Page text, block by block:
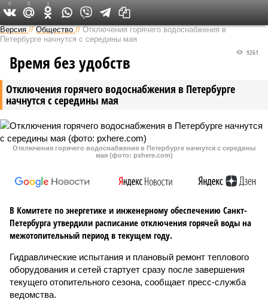
Версия на Неве
Версия //Общество //Отключения горячего водоснабжения в
Петербурге начнутся с середины мая
Отключения горячего водоснабжения в Петербурге
начнутся с середины мая
9261
Время без удобств
Отключения горячего водоснабжения в Петербурге начнутся с середины
мая (фото: pxhere.com)
В Комитете по энергетике и инженерному обеспечению Санкт-
Петербурга утвердили расписание отключения горячей воды на
межотопительный период в текущем году.
Гидравлические испытания и плановый ремонт теплового
оборудования и сетей стартует сразу после завершения
текущего отопительного сезона, сообщает пресс-служба
ведомства.
0 0 1